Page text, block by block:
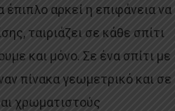
αρκεί η επιφάνεια να
ταιριάζει σε κάθε σπίτι
και μόνο. Σε ένα σπίτι με
πίνακα γεωμετρικό και σε
χρωματιστούς